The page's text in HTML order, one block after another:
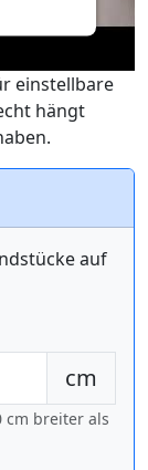
einstellbare
hängt
auf
cm
cm breiter als